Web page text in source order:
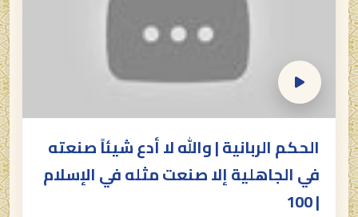
الحكم الربانية | والله لا أدع شيئاً صنعته
في الجاهلية إلا صنعت مثله في الإسلام
| 100